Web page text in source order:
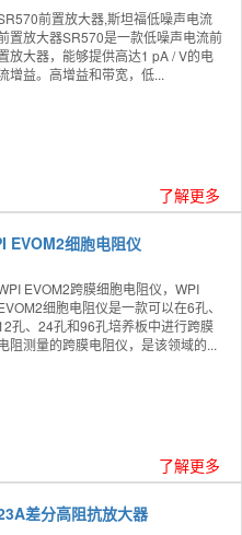
前置放大器,斯坦福低噪声电流
置放大器SR570是一款低噪声电流前
放大器，能够提供高达1 pA / V的电
增益。高增益和带宽，低...
了解更多
EVOM2细胞电阻仪
EVOM2跨膜细胞电阻仪，WPI
细胞电阻仪是一款可以在6孔、
孔、24孔和96孔培养板中进行跨膜
阻测量的跨膜电阻仪，是该领域的...
了解更多
差分高阻抗放大器